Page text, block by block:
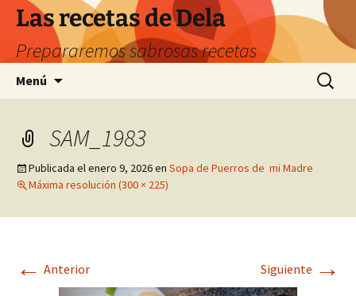
Saltar
contenido
Las recetas de Dela
Prepararemos sabrosas recetas
Menú Buscar:
SAM_1983
Publicada elenero 9, 2026en Sopa de Puerros de mi Madre
Máxima resolución (300 × 225)
← Anterior Siguiente →